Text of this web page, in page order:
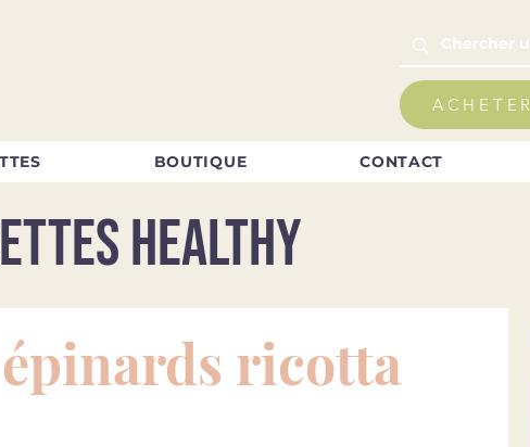
ACHETER
BOUTIQUE CONTACT
healthy
ricotta